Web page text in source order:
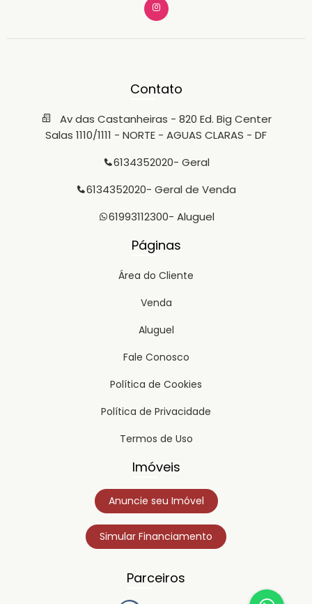
Contato
Av das Castanheiras - 820 Ed. Big Center
Salas 1110/1111 - NORTE - AGUAS CLARAS - DF
6134352020- Geral
6134352020- Geral de Venda
61993112300- Aluguel
Páginas
Área do Cliente
Venda
Aluguel
Fale Conosco
Política de Cookies
Política de Privacidade
Termos de Uso
Imóveis
Anuncie seu Imóvel
Simular Financiamento
Parceiros